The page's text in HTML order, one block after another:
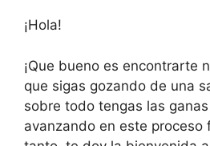
¡Hola!
¡Que bueno es encontrarte
que sigas gozando de una
sobre todo tengas las
avanzando en este proceso